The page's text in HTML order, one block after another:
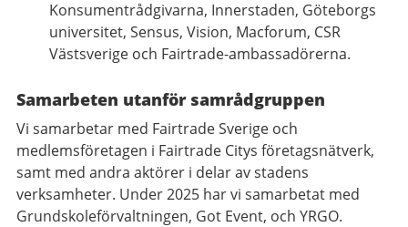
Konsumentrådgivarna, Innerstaden, Göteborgs
universitet, Sensus, Vision, Macforum, CSR
Västsverige och Fairtrade-ambassadörerna.
Samarbeten utanför samrådgruppen
Vi samarbetar med Fairtrade Sverige och
medlemsföretagen i Fairtrade Citys företagsnätverk,
samt med andra aktörer i delar av stadens
verksamheter. Under 2025 har vi samarbetat med
Grundskoleförvaltningen, Got Event, och YRGO.